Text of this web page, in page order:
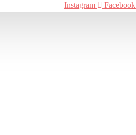
Instagram
Facebook